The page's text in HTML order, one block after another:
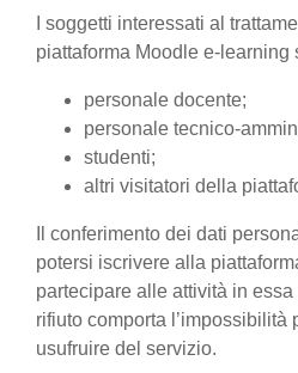
I soggetti interessati al
piattaforma Moodle e-learning
personale docente;
personale tecnico-
studenti;
altri visitatori della
Il conferimento dei dati
potersi iscrivere alla
partecipare alle attività in essa
rifiuto comporta l’impossibilità
usufruire del servizio.